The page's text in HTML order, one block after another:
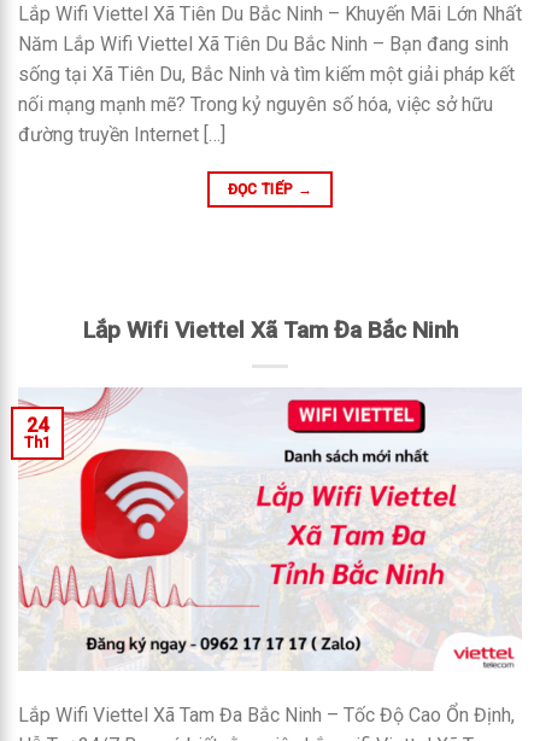
Lắp Wifi Viettel Xã Tiên Du Bắc Ninh – Khuyến Mãi Lớn Nhất
Năm Lắp Wifi Viettel Xã Tiên Du Bắc Ninh – Bạn đang sinh
sống tại Xã Tiên Du, Bắc Ninh và tìm kiếm một giải pháp kết
nối mạng mạnh mẽ? Trong kỷ nguyên số hóa, việc sở hữu
đường truyền Internet […]
ĐỌC TIẾP →
Lắp Wifi Viettel Xã Tam Đa Bắc Ninh
24
Th1
Lắp Wifi Viettel Xã Tam Đa Bắc Ninh – Tốc Độ Cao Ổn Định,